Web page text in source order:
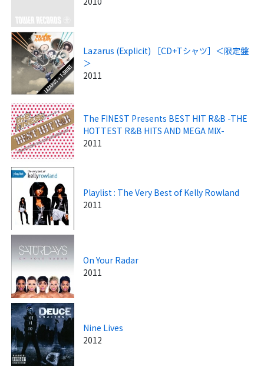
Lazarus (Explicit) ［CD+Tシャツ］＜限定盤
＞
2011
The FINEST Presents BEST HIT R&B -THE
HOTTEST R&B HITS AND MEGA MIX-
2011
Playlist : The Very Best of Kelly Rowland
2011
On Your Radar
2011
Nine Lives
2012